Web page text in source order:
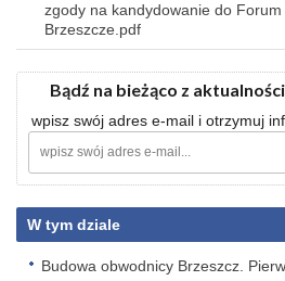
zgody na kandydowanie do
Brzeszcze.pdf
Bądź na bieżąco z
wpisz swój adres e-mail i otrzymuj
W tym dziale
Budowa obwodnicy Brzeszcz.